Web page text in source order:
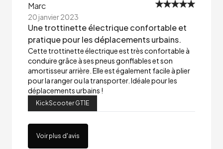
Marc
20 janvier 2023
Une trottinette électrique confortable et
pratique pour les déplacements urbains.
Cette trottinette électrique est très confortable à
conduire grâce à ses pneus gonflables et son
amortisseur arrière. Elle est également facile à plier
pour la ranger ou la transporter. Idéale pour les
déplacements urbains !
KickScooter GT1E
Voir plus d'avis